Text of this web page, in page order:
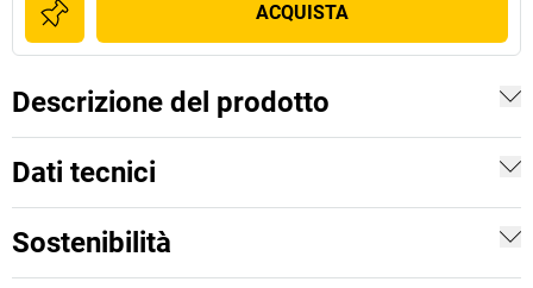
ACQUISTA
Descrizione del prodotto
Dati tecnici
Sostenibilità